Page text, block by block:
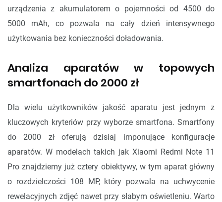
urządzenia z akumulatorem o pojemności od 4500 do
5000 mAh, co pozwala na cały dzień intensywnego
użytkowania bez konieczności doładowania.
Analiza aparatów w topowych
smartfonach do 2000 zł
Dla wielu użytkowników jakość aparatu jest jednym z
kluczowych kryteriów przy wyborze smartfona. Smartfony
do 2000 zł oferują dzisiaj imponujące konfiguracje
aparatów. W modelach takich jak Xiaomi Redmi Note 11
Pro znajdziemy już cztery obiektywy, w tym aparat główny
o rozdzielczości 108 MP, który pozwala na uchwycenie
rewelacyjnych zdjęć nawet przy słabym oświetleniu. Warto